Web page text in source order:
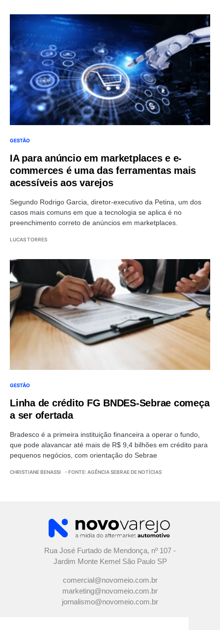
GESTÃO
IA para anúncio em marketplaces e e-
commerces é uma das ferramentas mais
acessíveis aos varejos
Segundo Rodrigo Garcia, diretor-executivo da Petina, um dos
casos mais comuns em que a tecnologia se aplica é no
preenchimento correto de anúncios em marketplaces.
LUCAS TORRES
GESTÃO
Linha de crédito FG BNDES-Sebrae começa
a ser ofertada
Bradesco é a primeira instituição financeira a operar o fundo,
que pode alavancar até mais de R$ 9,4 bilhões em crédito para
pequenos negócios, com orientação do Sebrae
CHRISTIANE BENASSI - FONTE: AGÊNCIA SEBRAE DE NOTÍCIAS
Rua José Furtado de Mendonça, nº 107 -
Jardim Monte Kemel São Paulo SP
comercial@novomeio.com.br
marketing@novomeio.com.br
jornalismo@novomeio.com.br